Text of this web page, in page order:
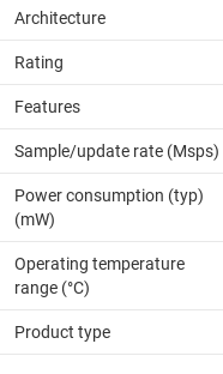
Architecture
Rating
Features
Sample/update rate (Msps)
Power consumption (typ)
(mW)
Operating temperature
range (°C)
Product type